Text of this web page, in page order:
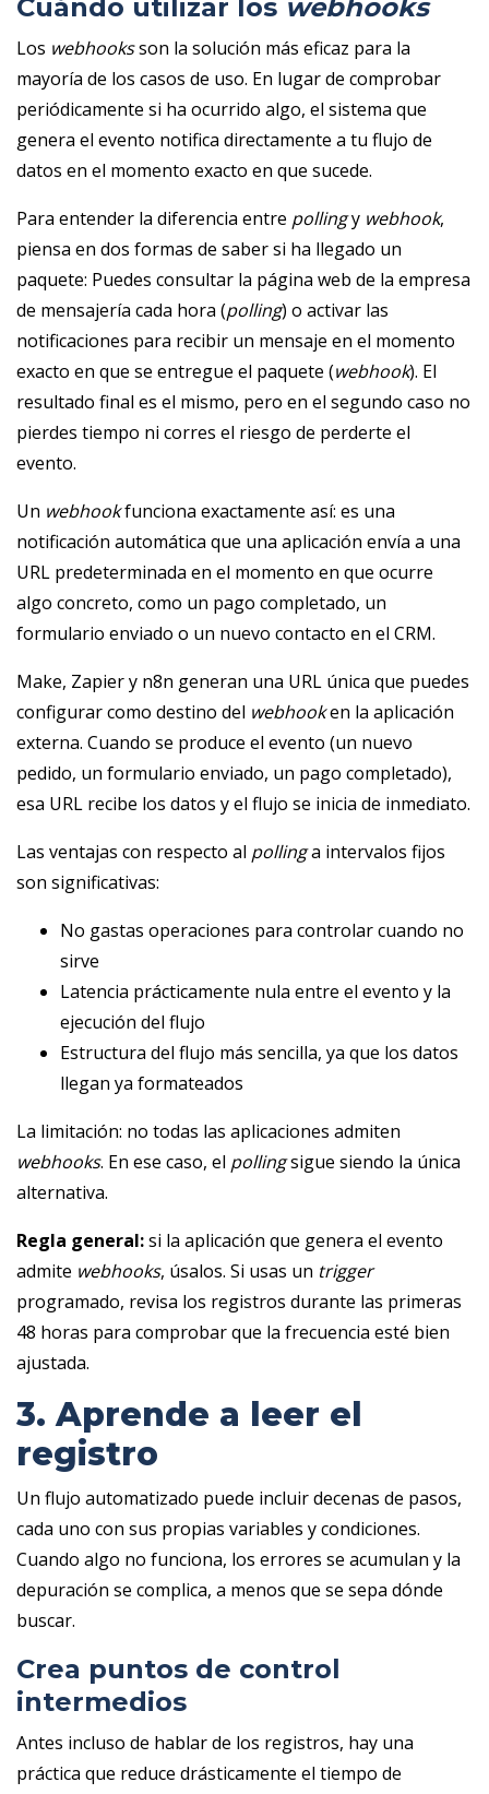
Cuándo utilizar los webhooks
Los webhooksson la solución más eficaz para la
mayoría de los casos de uso. En lugar de comprobar
periódicamente si ha ocurrido algo, el sistema que
genera el evento notifica directamente a tu flujo de
datos en el momento exacto en que sucede.
Para entender la diferencia entre pollingy webhook,
piensa en dos formas de saber si ha llegado un
paquete: Puedes consultar la página web de la empresa
de mensajería cada hora (polling) o activar las
notificaciones para recibir un mensaje en el momento
exacto en que se entregue el paquete (webhook). El
resultado final es el mismo, pero en el segundo caso no
pierdes tiempo ni corres el riesgo de perderte el
evento.
Un webhookfunciona exactamente así: es una
notificación automática que una aplicación envía a una
URL predeterminada en el momento en que ocurre
algo concreto, como un pago completado, un
formulario enviado o un nuevo contacto en el CRM.
Make, Zapier y n8n generan una URL única que puedes
configurar como destino del webhooken la aplicación
externa. Cuando se produce el evento (un nuevo
pedido, un formulario enviado, un pago completado),
esa URL recibe los datos y el flujo se inicia de inmediato.
Las ventajas con respecto al pollinga intervalos fijos
son significativas:
No gastas operaciones para controlar cuando no
sirve
Latencia prácticamente nula entre el evento y la
ejecución del flujo
Estructura del flujo más sencilla, ya que los datos
llegan ya formateados
La limitación: no todas las aplicaciones admiten
webhooks. En ese caso, el pollingsigue siendo la única
alternativa.
Regla general:si la aplicación que genera el evento
admite webhooks, úsalos. Si usas un trigger
programado, revisa los registros durante las primeras
48 horas para comprobar que la frecuencia esté bien
ajustada.
3. Aprende a leer el
registro
Un flujo automatizado puede incluir decenas de pasos,
cada uno con sus propias variables y condiciones.
Cuando algo no funciona, los errores se acumulan y la
depuración se complica, a menos que se sepa dónde
buscar.
Crea puntos de control
intermedios
Antes incluso de hablar de los registros, hay una
práctica que reduce drásticamente el tiempo de